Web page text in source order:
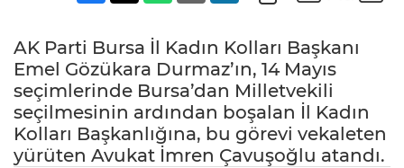
AK Parti Bursa İl Kadın Kolları Başkanı
Emel Gözükara Durmaz’ın, 14 Mayıs
seçimlerinde Bursa’dan Milletvekili
seçilmesinin ardından boşalan İl Kadın
Kolları Başkanlığına, bu görevi vekaleten
yürüten Avukat İmren Çavuşoğlu atandı.